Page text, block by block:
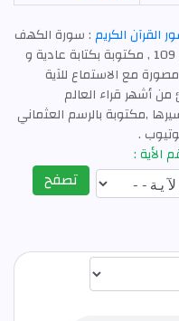
القرآن الكريم: سورة الكهف
Al-Kahf الآية رقم 109 , مكتوبة بكتابة عادية و
مع الاستماع للآية
أشهر قراء العالم
,مكتوبة بالرسم العثماني
.
الأية :
تصفح
قارئ الآية